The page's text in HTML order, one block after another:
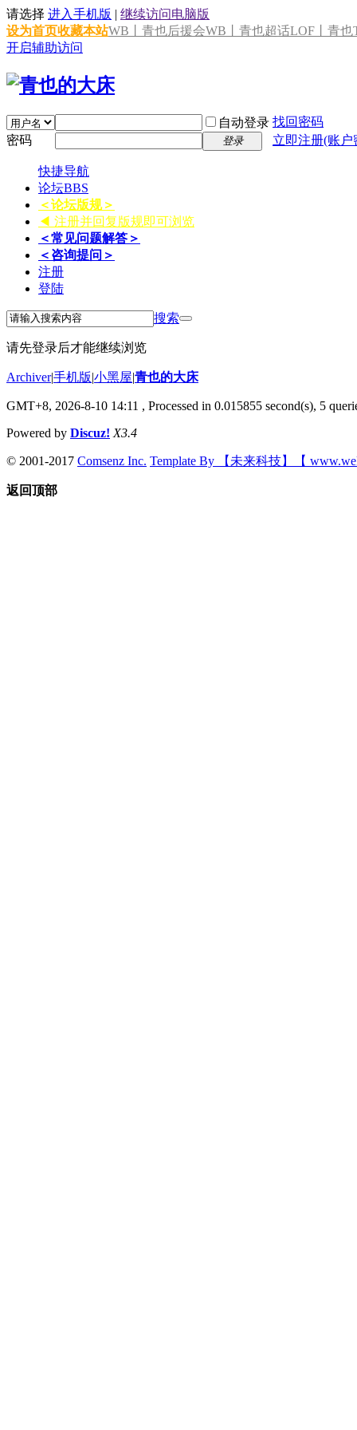
请选择 进入手机版 | 继续访问电脑版
设为首页收藏本站WB丨青也后援会WB丨青也超话LOF丨青也
开启辅助访问
自动登录 找回密码
密码
登录 立即注册(账
快捷导航
论坛BBS
＜论坛版规＞
◀ 注册并回复版规即可浏览
＜常见问题解答＞
＜咨询提问＞
注册
登陆
搜索
请先登录后才能继续浏览
Archiver|手机版|小黑屋|青也的大床
GMT+8, 2026-8-10 14:11 , Processed in 0.015855 second(s), 5
Powered by Discuz! X3.4
© 2001-2017 Comsenz Inc. Template By 【未来科技】【
返回顶部